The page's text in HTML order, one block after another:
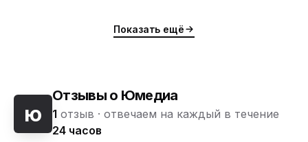
Показать ещё
ю
Отзывы о Юмедиа
1 отзыв · отвечаем на каждый в течение
24 часов